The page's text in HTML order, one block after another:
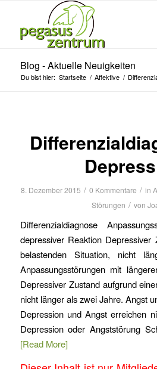
Blog - Aktuelle Neuigkeiten
Du bist hier: Startseite / Affektive /
8. Dezember 2015 / 0 Kommentare / in
Störungen / von
Differenzialdiagnose
depressiver Reaktion Depressiver
belastenden Situation, nicht
Anpassungsstörungen mit
Depressiver Zustand aufgrund
nicht länger als zwei Jahre. Angst
Depression und Angst erreichen
Depression oder Angststörung
[Read More]